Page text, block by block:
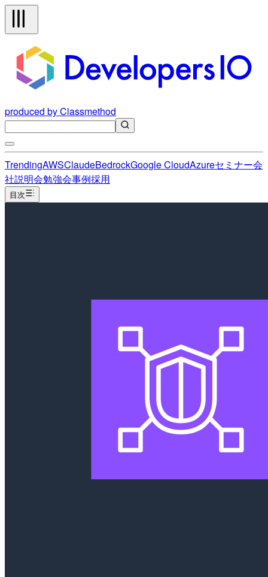
produced by Classmethod
TrendingAWSClaudeBedrockGoogle CloudAzureセミナー会
社説明会勉強会事例採用
目次